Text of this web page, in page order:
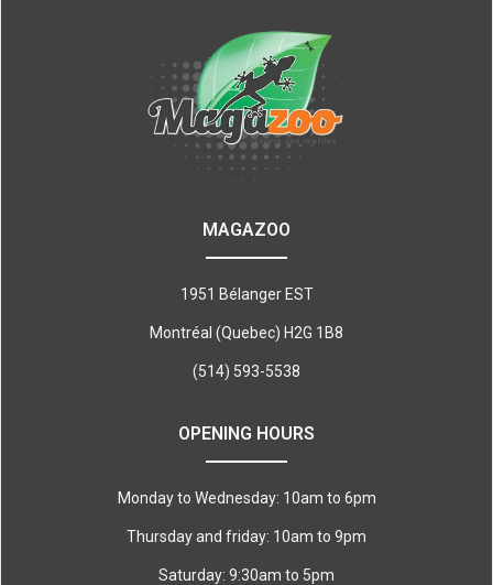
MAGAZOO
1951 Bélanger EST
Montréal (Quebec) H2G 1B8
(514) 593-5538
OPENING HOURS
Monday to Wednesday: 10am to 6pm
Thursday and friday: 10am to 9pm
Saturday: 9:30am to 5pm